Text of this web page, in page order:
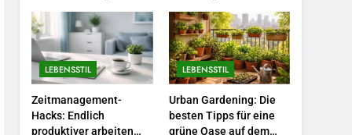
Garten.
LEBENSSTIL
7
Berufliche
Neuorientierung: Mut zum
Quereinstieg in der neuen
Saison.
LEBENSSTIL
LEBENSSTIL
Zeitmanagement-
Hacks: Endlich
produktiver arbeiten
LEBENSSTIL
Urban Gardening: Die
besten Tipps für eine
grüne Oase auf dem